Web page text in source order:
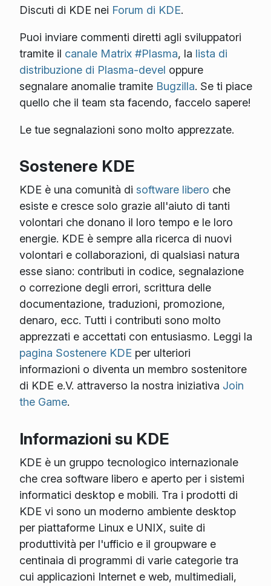
Discuti di KDE nei Forum di KDE.
Puoi inviare commenti diretti agli sviluppatori
tramite il canale Matrix #Plasma, la lista di
distribuzione di Plasma-devel oppure
segnalare anomalie tramite Bugzilla. Se ti piace
quello che il team sta facendo, faccelo sapere!
Le tue segnalazioni sono molto apprezzate.
Sostenere KDE
KDE è una comunità di software libero che
esiste e cresce solo grazie all'aiuto di tanti
volontari che donano il loro tempo e le loro
energie. KDE è sempre alla ricerca di nuovi
volontari e collaborazioni, di qualsiasi natura
esse siano: contributi in codice, segnalazione
o correzione degli errori, scrittura delle
documentazione, traduzioni, promozione,
denaro, ecc. Tutti i contributi sono molto
apprezzati e accettati con entusiasmo. Leggi la
pagina Sostenere KDE per ulteriori
informazioni o diventa un membro sostenitore
di KDE e.V. attraverso la nostra iniziativa Join
the Game.
Informazioni su KDE
KDE è un gruppo tecnologico internazionale
che crea software libero e aperto per i sistemi
informatici desktop e mobili. Tra i prodotti di
KDE vi sono un moderno ambiente desktop
per piattaforme Linux e UNIX, suite di
produttività per l'ufficio e il groupware e
centinaia di programmi di varie categorie tra
cui applicazioni Internet e web, multimediali,